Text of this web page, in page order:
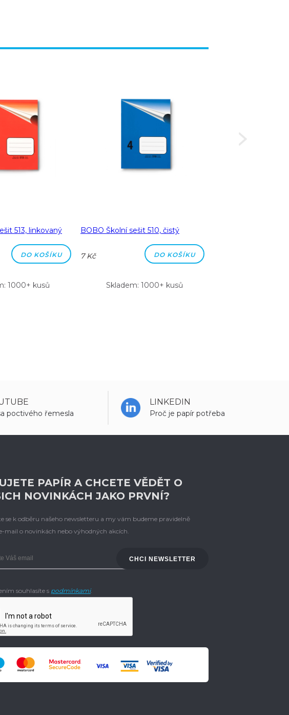
513, linkovaný
DO KOŠÍKU
1000+ kusů
BOBO Školní sešit 510, čistý
7 Kč DO KOŠÍKU
Skladem: 1000+ kusů
poctivého řemesla
LINKEDIN
Proč je papír potřeba
PAPÍR A CHCETE VĚDĚT O
NOVINKÁCH JAKO PRVNÍ?
se k odběru našeho newsletteru a my vám budeme pravidelně
mail o novinkách nebo výhodných akcích.
CHCI NEWSLETTER
souhlasíte s podmínkami.